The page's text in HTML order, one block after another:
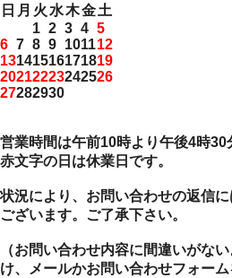
日 月 火 水木金土
1 2 3 4 5
6 7 8 9 101112
13141516171819
20212223242526
27282930
営業時間は午前10時より午後4時30
赤文字の日は休業日です。
状況により、お問い合わせの返信
ございます。ご了承下さい。
（お問い合わせ内容に間違いがな
け、メールかお問い合わせフォー